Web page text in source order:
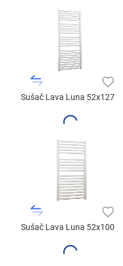
Sušač Lava Luna 52x127
Sušač Lava Luna 52x100